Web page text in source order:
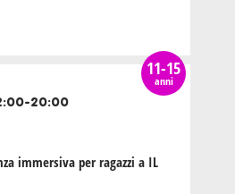
11-15
anni
20:00
immersiva per ragazzi a IL